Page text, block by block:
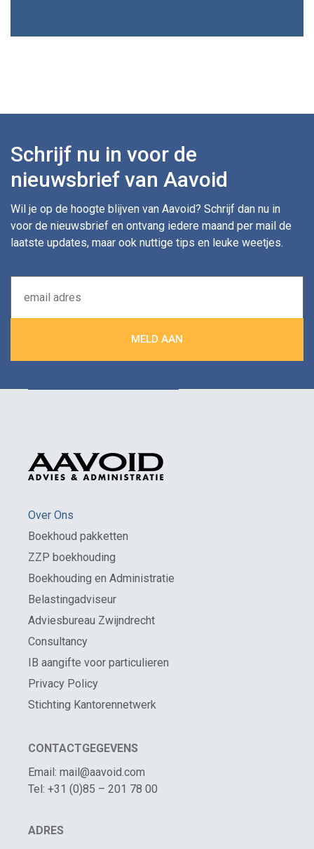
Schrijf nu in voor de
nieuwsbrief van Aavoid
Wil je op de hoogte blijven van Aavoid? Schrijf dan nu in
voor de nieuwsbrief en ontvang iedere maand per mail de
laatste updates, maar ook nuttige tips en leuke weetjes.
Over Ons
Boekhoud pakketten
ZZP boekhouding
Boekhouding en Administratie
Belastingadviseur
Adviesbureau Zwijndrecht
Consultancy
IB aangifte voor particulieren
Privacy Policy
Stichting Kantorennetwerk
CONTACTGEGEVENS
Email: mail@aavoid.com
Tel: +31 (0)85 – 201 78 00
ADRES